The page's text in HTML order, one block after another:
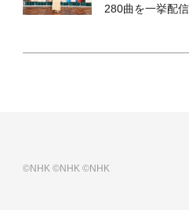
280曲を一挙配
©NHK©NHK©NHK